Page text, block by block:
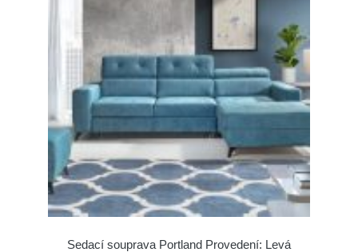
Sedací souprava Portland Provedení: Levá